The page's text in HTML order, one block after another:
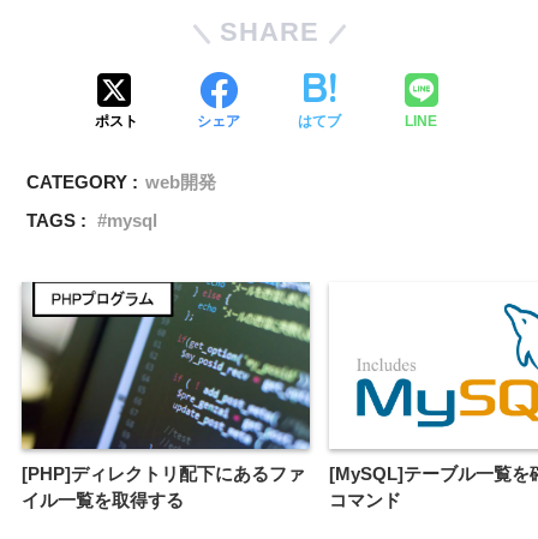
SHARE
ポスト シェア はてブ LINE
CATEGORY : web開発
TAGS :
mysql
[PHP]ディレクトリ配下にあるファ
イル一覧を取得する
[MySQL]テーブル一覧を
コマンド